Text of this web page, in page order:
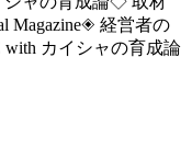
Magazine◈ 経営者の
カイシャの育成論